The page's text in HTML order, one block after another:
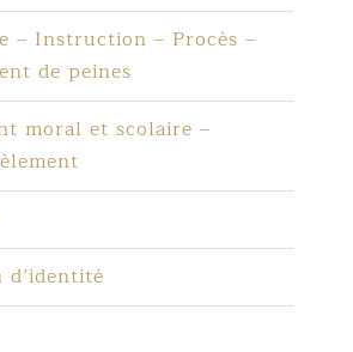
– Instruction – Procès –
de peines
moral et scolaire –